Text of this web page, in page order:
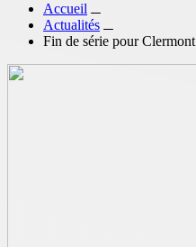
Accueil
Actualités
Fin de série pour Clermont